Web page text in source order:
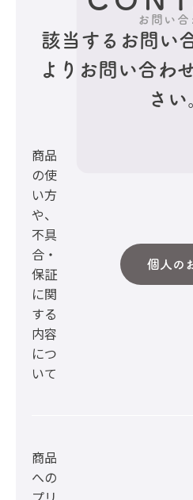
お問い合
該当するお問い
より お問い合わ
さい
商品
の使
い方
や、
不具
合・
保証
に関
する
内容
につ
いて
個人の
商品
への